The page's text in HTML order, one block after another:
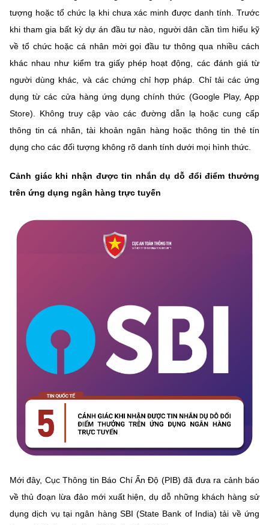
tượng hoặc tổ chức lạ khi chưa xác minh được danh tính. Trước
khi tham gia bất kỳ dự án đầu tư nào, người dân cần tìm hiểu kỹ
về tổ chức hoặc cá nhân mời gọi đầu tư thông qua nhiều cách
khác nhau như kiểm tra giấy phép hoạt động, các đánh giá từ
người dùng khác, và các chứng chỉ hợp pháp. Chỉ tải các ứng
dụng từ các cửa hàng ứng dụng chính thức (Google Play, App
Store). Không truy cập vào các đường dẫn lạ hoặc cung cấp
thông tin cá nhân, tài khoản ngân hàng hoặc thông tin thẻ tín
dụng cho các đối tượng không rõ danh tính dưới mọi hình thức.
Cảnh giác khi nhận được tin nhắn dụ dỗ đổi điểm thưởng
trên ứng dụng ngân hàng trực tuyến
Mới đây, Cục Thông tin Báo Chí Ấn Độ (PIB) đã đưa ra cảnh báo
về thủ đoạn lừa đảo mới xuất hiện, dụ dỗ những khách hàng sử
dụng dịch vụ tại ngân hàng SBI (State Bank of India) tải về ứng